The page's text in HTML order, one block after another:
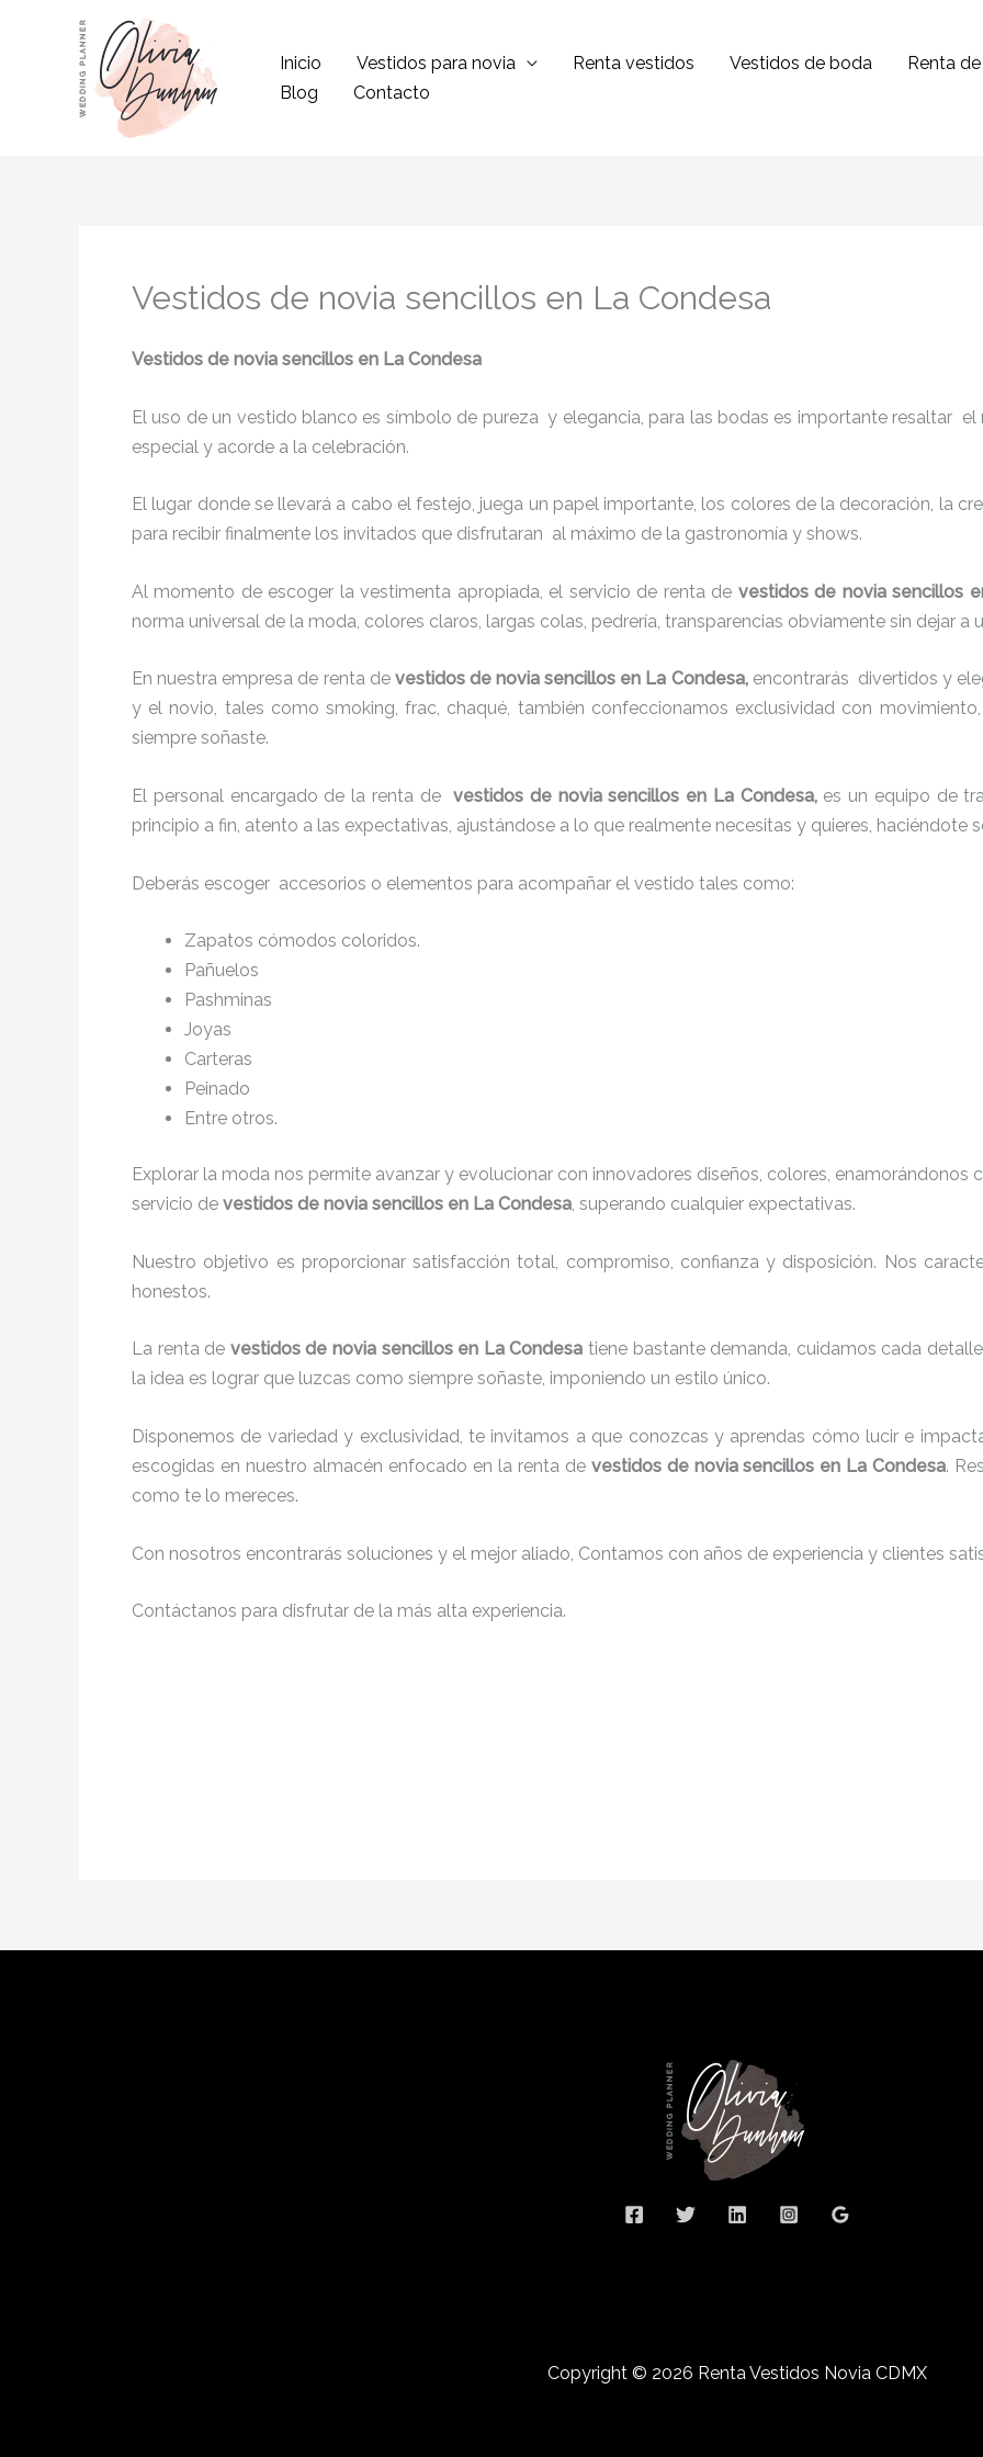
contenido
Inicio Vestidos para novia Renta vestidos Vestidos de boda Renta
Blog
Contacto
Vestidos de novia sencillos en La Condesa
Vestidos de novia sencillos en La Condesa
El uso de un vestido blanco es símbolo de pureza y elegancia, para las bodas es importante resaltar
especial y acorde a la celebración.
El lugar donde se llevará a cabo el festejo, juega un papel importante, los colores de la decoración, la
para recibir finalmente los invitados que disfrutaran al máximo de la gastronomía y shows.
Al momento de escoger la vestimenta apropiada, el servicio de renta de vestidos de novia sencillos
norma universal de la moda, colores claros, largas colas, pedrería, transparencias obviamente sin dejar a
En nuestra empresa de renta de vestidos de novia sencillos en La Condesa, encontrarás divertidos y
y el novio, tales como smoking, frac, chaqué, también confeccionamos exclusividad con
siempre soñaste.
El personal encargado de la renta de vestidos de novia sencillos en La Condesa,es un equipo de
principio a fin, atento a las expectativas, ajustándose a lo que realmente necesitas y quieres, haciéndote
Deberás escoger accesorios o elementos para acompañar el vestido tales como:
Zapatos cómodos coloridos.
Pañuelos
Pashminas
Joyas
Carteras
Peinado
Entre otros.
Explorar la moda nos permite avanzar y evolucionar con innovadores diseños, colores,
servicio de vestidos de novia sencillos en La Condesa, superando cualquier expectativas.
Nuestro objetivo es proporcionar satisfacción total, compromiso, confianza y disposición. Nos
honestos.
La renta de vestidos de novia sencillos en La Condesatiene bastante demanda, cuidamos cada
la idea es lograr que luzcas como siempre soñaste, imponiendo un estilo único.
Disponemos de variedad y exclusividad, te invitamos a que conozcas y aprendas cómo lucir e
escogidas en nuestro almacén enfocado en la renta de vestidos de novia sencillos en La Condesa.
como te lo mereces.
Con nosotros encontrarás soluciones y el mejor aliado, Contamos con años de experiencia y clientes
Contáctanos para disfrutar de la más alta experiencia.
Copyright © 2026 Renta Vestidos Novia CDMX